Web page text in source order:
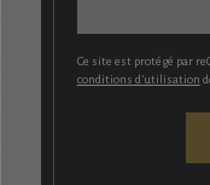
Ce site est protégé par
conditions d’utilisation